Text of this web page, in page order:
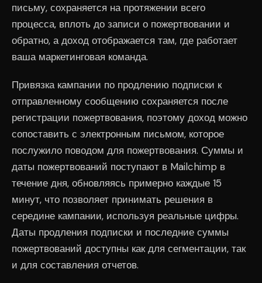
письму, сохраняется на протяжении всего
процесса, вплоть до записи о пожертвовании и
обратно, а доход отображается там, где работает
ваша маркетинговая команда.
Привязка кампании по продлению подписки к
отправленному сообщению сохраняется после
регистрации пожертвования, поэтому доход можно
сопоставить с электронным письмом, которое
послужило поводом для пожертвования. Суммы и
даты пожертвований поступают в Mailchimp в
течение дня, обновляясь примерно каждые 15
минут, что позволяет принимать решения в
середине кампании, используя реальные цифры.
Даты продления подписки и последние суммы
пожертвований доступны как для сегментации, так
и для составления отчетов.